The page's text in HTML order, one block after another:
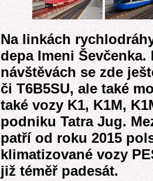
Na linkách
depa Imeni
návštěvách se zde
či T6B5SU, ale také
také vozy K1, K1M,
podniku Tatra Jug.
patří od roku 2015
klimatizované vozy
již téměř padesát.